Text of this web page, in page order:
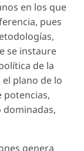
en los que
pues
se instaure
de la
plano de lo
potencias,
dominadas,
genera